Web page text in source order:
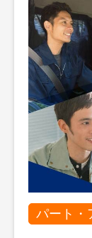
パート・